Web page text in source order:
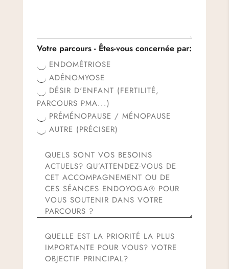
Votre parcours - Êtes-vous concernée par:
ENDOMÉTRIOSE
ADÉNOMYOSE
DÉSIR D'ENFANT (FERTILITÉ,
PARCOURS PMA...)
PRÉMÉNOPAUSE / MÉNOPAUSE
AUTRE (PRÉCISER)